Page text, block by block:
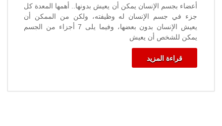
أعضاء بجسم الإنسان يمكن أن يعيش بدونها.. أهمها المعدة كل
جزء في جسم الإنسان له وظيفته، ولكن من الممكن أن
يعيش الإنسان بدون بعضها، وفيما يلى 7 أجزاء من الجسم
يمكن للشخص أن يعيش
قراءة المزيد